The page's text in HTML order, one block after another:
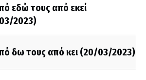
εδώ τους από εκεί
2023)
δω τους από κει (20/03/2023)